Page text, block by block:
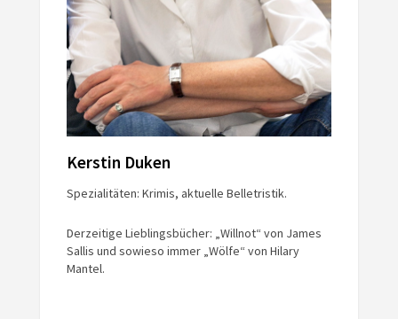
Kerstin Duken
Spezialitäten: Krimis, aktuelle Belletristik.
Derzeitige Lieblingsbücher: „Willnot“ von James
Sallis und sowieso immer „Wölfe“ von Hilary
Mantel.